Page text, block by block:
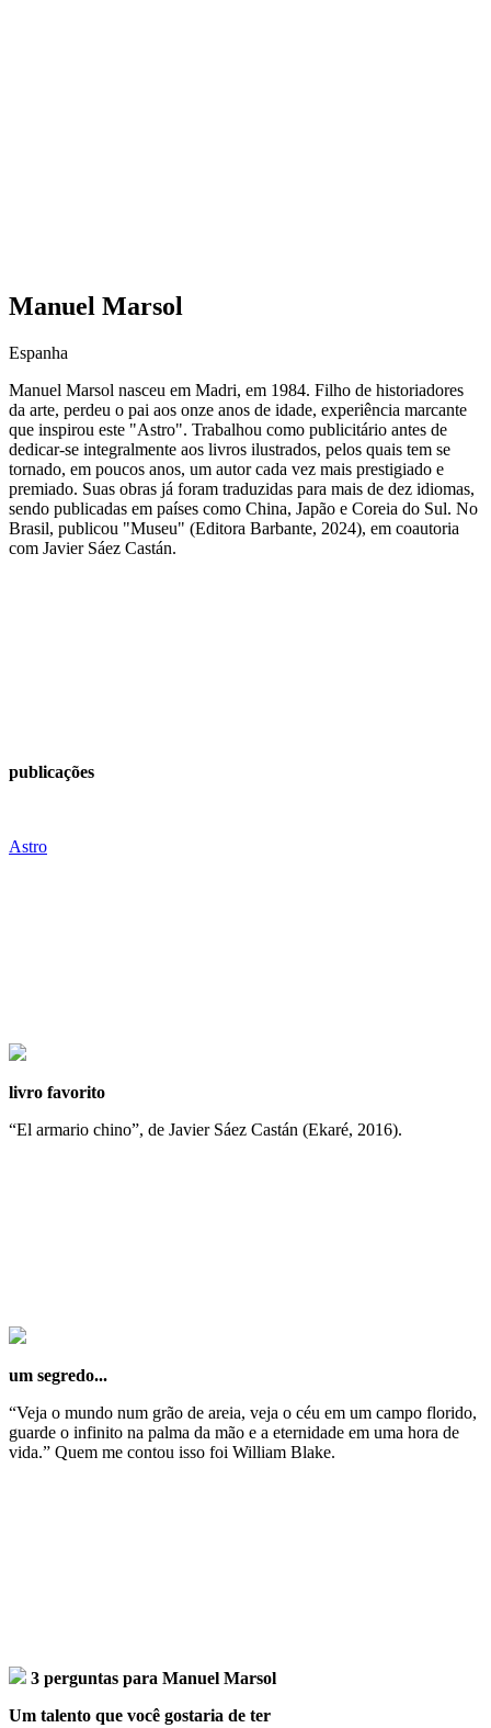
Manuel Marsol
Espanha
Manuel Marsol nasceu em Madri, em 1984. Filho de historiadores
da arte, perdeu o pai aos onze anos de idade, experiência marcante
que inspirou este "Astro". Trabalhou como publicitário antes de
dedicar-se integralmente aos livros ilustrados, pelos quais tem se
tornado, em poucos anos, um autor cada vez mais prestigiado e
premiado. Suas obras já foram traduzidas para mais de dez idiomas,
sendo publicadas em países como China, Japão e Coreia do Sul. No
Brasil, publicou "Museu" (Editora Barbante, 2024), em coautoria
com Javier Sáez Castán.
publicações
Astro
livro favorito
“El armario chino”, de Javier Sáez Castán (Ekaré, 2016).
um segredo...
“Veja o mundo num grão de areia, veja o céu em um campo florido,
guarde o infinito na palma da mão e a eternidade em uma hora de
vida.” Quem me contou isso foi William Blake.
3 perguntas para Manuel Marsol
Um talento que você gostaria de ter